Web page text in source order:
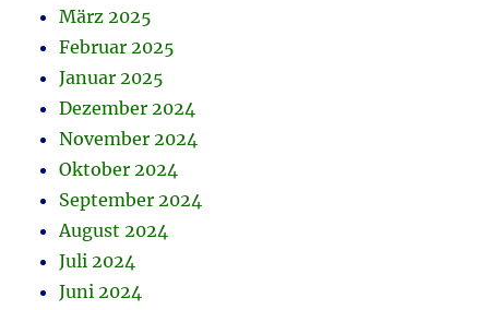
März 2025
Februar 2025
Januar 2025
Dezember 2024
November 2024
Oktober 2024
September 2024
August 2024
Juli 2024
Juni 2024